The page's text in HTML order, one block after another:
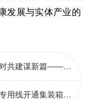
发展与实体产业的
上一篇：党建聚力促发展，结对共建谋新篇——炬申集团党建共建活动掠影
下一篇：无锡炬申朝阳库铁路专用线开通集装箱到发业务